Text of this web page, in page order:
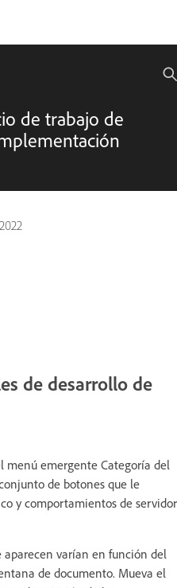
de trabajo de
de desarrollo de
menú emergente Categoría del
de botones que le
y comportamientos de servidor
varían en función del
de documento. Mueva el